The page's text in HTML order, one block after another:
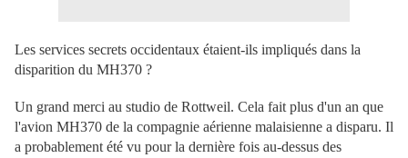
Les services secrets occidentaux étaient-ils impliqués dans la
disparition du MH370 ?
Un grand merci au studio de Rottweil. Cela fait plus d'un an que
l'avion MH370 de la compagnie aérienne malaisienne a disparu. Il
a probablement été vu pour la dernière fois au-dessus des